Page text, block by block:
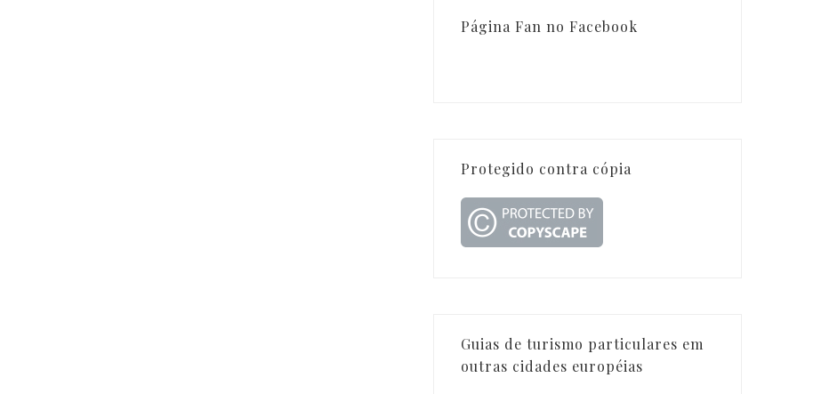
Página Fan no Facebook
Protegido contra cópia
Guias de turismo particulares em
outras cidades européias